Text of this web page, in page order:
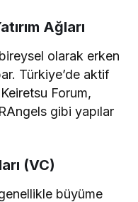
Ağları
olarak erken
Türkiye’de aktif
Keiretsu Forum,
gibi yapılar
(VC)
büyüme